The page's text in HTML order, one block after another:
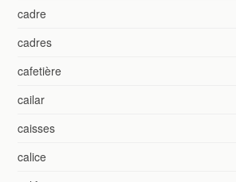
cadre
cadres
cafetière
cailar
caisses
calice